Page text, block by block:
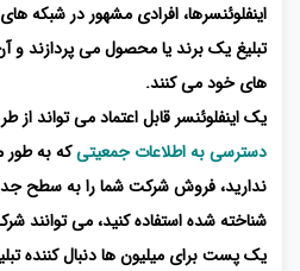
اینفلوئنسرها، افرادی مشهور در شبکه
تبلیغ یک برند یا محصول می پردازند و
های خود می کنند.
یک اینفلوئنسر قابل اعتماد می تواند از
دسترسی به اطلاعات جمعیتیکه به طور
ندارید، فروش شرکت شما را به سطح
شناخته شده استفاده کنید، می توانند
یک پست برای میلیون ها دنبال کننده